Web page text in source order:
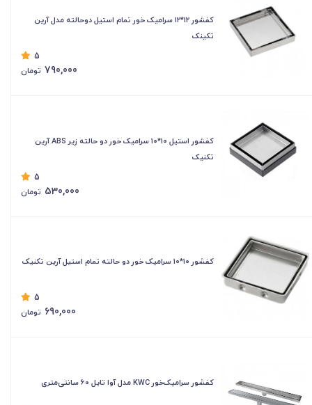
کفشور ۱۲*۱۲ سرامیک خور تمام استیل دوحالته مدل آرین
تکینک
5
790,000 تومان
کفشور استیل ۱۰*۱۰ سرامیک خور دو حالته زیر ABS آرین
تکنیک
5
530,000 تومان
کفشور ۱۰*۱۰ سرامیک خور دو حالته تمام استیل آرین تکنیک
5
690,000 تومان
کفشور سرامیک‌خور KWC مدل آوا تایل ۶۰ سانتی‌متری